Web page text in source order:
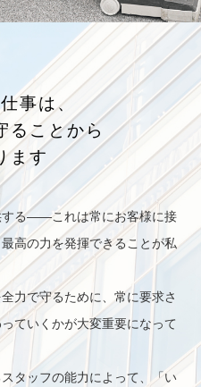
事は、
ることから
ます
る——これは常にお客様に接
高の力を発揮できることが私
力で守るために、常に要求さ
ていくかが大変重要になって
タッフの能力によって、「い